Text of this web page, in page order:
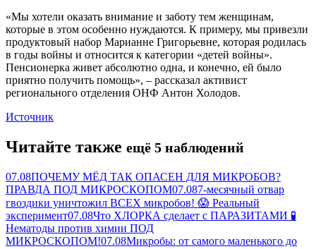
«Мы хотели оказать внимание и заботу тем женщинам,
которые в этом особенно нуждаются. К примеру, мы привезли
продуктовый набор Марианне Григорьевне, которая родилась
в годы войны и относится к категории «детей войны».
Пенсионерка живет абсолютно одна, и конечно, ей было
приятно получить помощь», – рассказал активист
регионального отделения ОНФ Антон Холодов.
Источник
Читайте также ещё 5 наблюдений
07.08ПОЧЕМУ МЁД ТАК ОПАСЕН ДЛЯ МИКРОБОВ?
ПРАВДА ПОД МИКРОСКОПОМ07.087-месячный отвар
гвоздики уничтожил ВСЕХ микробов! 😱 Реальный
эксперимент07.08Что ХЛОРКА сделает с ПАРАЗИТАМИ 🧪
Нематоды против химии ПОД
МИКРОСКОПОМ!07.08Микробы: от самого маленького до